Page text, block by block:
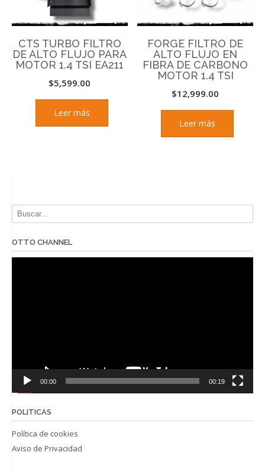
CTS TURBO FILTRO
DE ALTO FLUJO PARA
MOTOR 1.4 TSI EA211
$5,599.00
Leer más
FORGE FILTRO DE
ALTO FLUJO EN
FIBRA DE CARBONO
MOTOR 1.4 TSI
$12,999.00
Leer más
OTTO CHANNEL
00:00 00:19
POLITICAS
Política de cookies
Aviso de Privacidad